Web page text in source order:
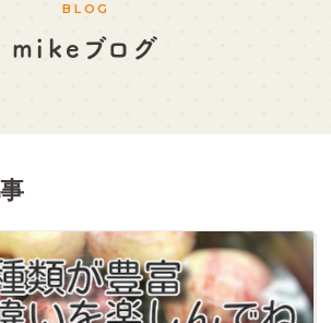
BLOG
mikeブログ